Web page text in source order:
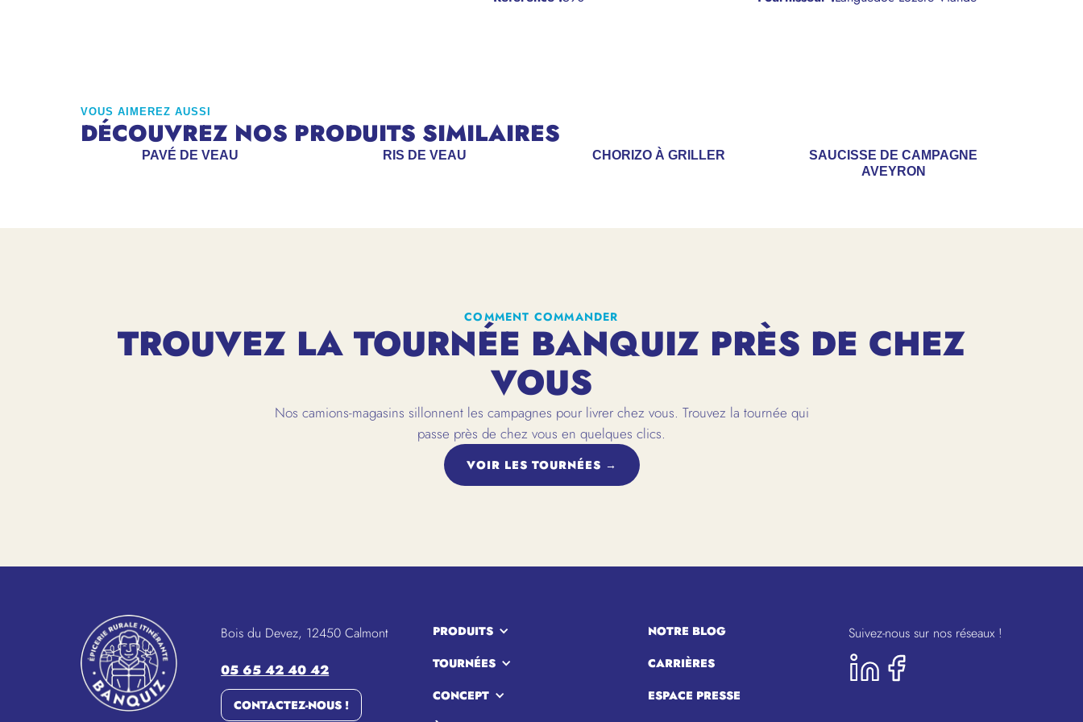
VOUS AIMEREZ AUSSI
DÉCOUVREZ NOS PRODUITS SIMILAIRES
CHORIZO À GRILLER
SAUCISSE DE CAMPAGNE
AVEYRON
PAVÉ DE VEAU RIS DE VEAU
COMMENT COMMANDER
TROUVEZ LA TOURNÉE BANQUIZ PRÈS DE CHEZ
VOUS
Nos camions-magasins sillonnent les campagnes pour livrer chez vous. Trouvez la tournée qui
passe près de chez vous en quelques clics.
VOIR LES TOURNÉES →
Bois du Devez, 12450 Calmont
05 65 42 40 42
CONTACTEZ-NOUS !
PRODUITS
TOURNÉES
CONCEPT
NOTRE BLOG
CARRIÈRES
ESPACE PRESSE
Suivez-nous sur nos réseaux !